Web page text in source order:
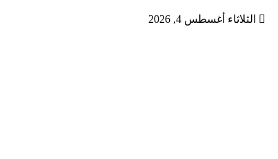
الثلاثاء أغسطس 4, 2026